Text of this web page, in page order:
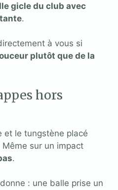
gicle du club avec
.
à vous si
plutôt que de la
hors
et le tungstène placé
sur un impact
.
: une balle prise un